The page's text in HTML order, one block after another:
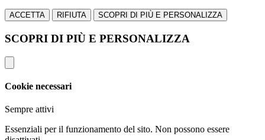
ACCETTA RIFIUTA SCOPRI DI PIÙ E PERSONALIZZA
SCOPRI DI PIÙ E PERSONALIZZA
Cookie necessari
Sempre attivi
Essenziali per il funzionamento del sito. Non possono essere